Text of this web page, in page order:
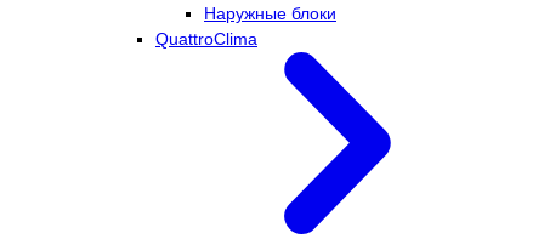
Наружные блоки
QuattroClima